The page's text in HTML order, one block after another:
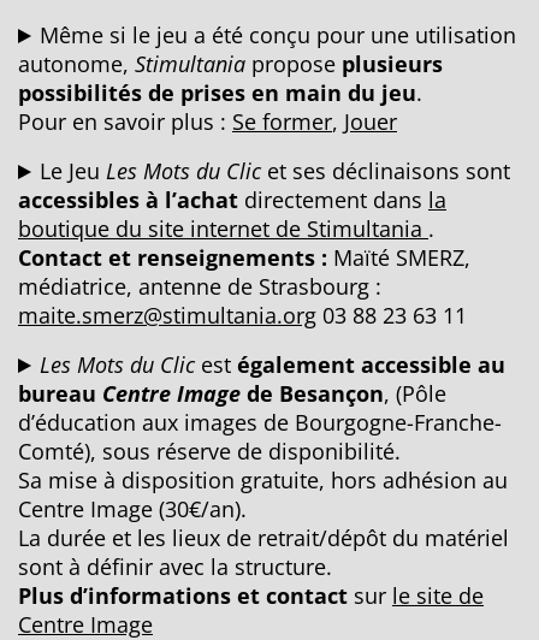
Même si le jeu a été conçu pour une utilisation
autonome, Stimultania propose plusieurs
possibilités de prises en main du jeu.
Pour en savoir plus : Se former, Jouer
Le Jeu Les Mots du Clicet ses déclinaisons sont
accessibles à l’achat directement dans la
boutique du site internet de Stimultania .
Contact et renseignements : Maïté SMERZ,
médiatrice, antenne de Strasbourg :
maite.smerz@stimultania.org 03 88 23 63 11
Les Mots du Clicest également accessible au
bureau Centre Image de Besançon, (Pôle
d’éducation aux images de Bourgogne-Franche-
Comté), sous réserve de disponibilité.
Sa mise à disposition gratuite, hors adhésion au
Centre Image (30€/an).
La durée et les lieux de retrait/dépôt du matériel
sont à définir avec la structure.
Plus d’informations et contact sur le site de
Centre Image